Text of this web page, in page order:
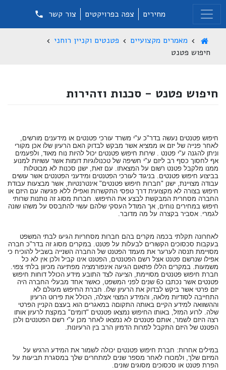
מחירים צפה בפרויקטים צור קשר
מאמרים מקצועיים
פטנטים וקניין רוחני
חיפוש פטנט
חיפוש פטנט - סכנות וזהירות
חיפוש פטנטים נעשה בדר"כ ע"י משרד עורכי פטנטים או מידענים מורשים,
לאחר פנייה של יזם או ממציא אשר מבקש לבדוק האם הרעיון שלו אכן מקורי
וניתן להגנה ע"י פטנט . שירות חיפוש פטנטים יכול להיות נוח מאוד, ולפעמים
אף לחסוך כסף רב ליזם ע"י חשיפה של טכנולוגיות דומות אשר עשויות למנוע
ממנו מלקבל פטנט רשום על המצאתו. עם זאת, ישנן סכנות לא מבוטלות
בביצוע חיפוש פטנטים. בניגוד לעורכי הפטנטים ומידעני הפטנטים אשר עושים
עבודה מצויינת, ישנן "חברות חיפוש פטנטים" אינטרנטיות, אשר מבצעות עבודת
חיפוש בצורה לא מקצועית דרך טפסי התקשרות ואפילו ללא פגישה עם היזם או
החברה מסחרית המבקשת לבצע את החיפוש. חברות מסוג זה נותנות שרותי
חיפוש במחירים נוחים, אך המודל העסקי שלהם עשוי להתבסס על משהו שונה
לגמרי. אסביר בקצרה על מה מדובר.
לאחרונה תקלתי בכמה מקרים בהם חברות מסחריות הגיעו לבתי המשפט
בעקבות סכסוכים הקשורים לבעלות על פטנט. במקרים מסוג זה בדר"כ חברה
מסויימת תנסה לערער את מעמד הפטנט של החברה השנייה בשביל להוכיח כי
אפילו שנרשם פטנט אצל רשם הפטנטים, הפטנט אינו קביל ולכן אין לא כל
משמעות. במקרים הללו פתאום הגיעה אינפורמציה מפתיעה מכיוון בלתי צפוי.
חברת חיפוש פטנטים מסויימת, הציעה לצד התובע מידע הכולל דוחות חיפוש
פטנטים אשר נכתבו כ6 שנים לפני המשפט, כאשר אחד מבעלי החברה היה
יזם פרטי אשר ביקש לבדוק את הרעיון שלו. חברת החיפוש מעולם לא
התחייבה לסודיות מלאה, והמידע המצוי אצלה, הכולל את פירוט הרעיון
וההשוואה למידע הקיים באותה התקוםה במאגרים הוא בעצם הקניין הפרטי
שלה. לרוע המזל, באותו החיפוש נמצאו פטנטים "דומים" במקצת לרעיון אותו
רצה היזם לשמר, אותם פטנטים לא נמצאו לאחר מכן ע"י רשם הפטנטים ולכן
הפטנט של היזם התקבל למרות הדמיון הרב בין הרעיונות.
במילים אחרות: חברת חיפוש פטנטים יכולה לשמור את המידע הרגיש על
המיזם שלך, ולמכורו לאחר מספר שנים למתחרים שלך במסגרת תביעות על
הפרת פטנט או סכסוכים מסוגים שונים.